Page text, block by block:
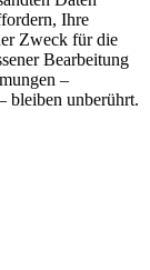
Ihre
Zweck für die
Bearbeitung
–
bleiben unberührt.